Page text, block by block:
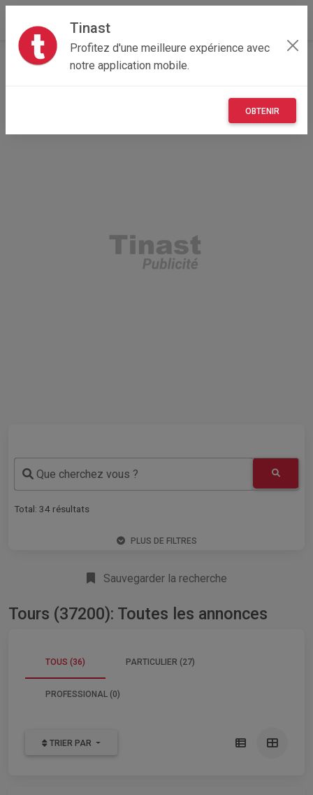
Tinast
Profitez d'une meilleure expérience avec
notre application mobile.
OBTENIR
Accueil Recherche
Centre-Val de Loire
Que cherchez vous ?
Total: 34 résultats
PLUS DE FILTRES
Sauvegarder la recherche
Tours (37200): Toutes les annonces
TOUS (36) PARTICULIER (27)
PROFESSIONAL (0)
TRIER PAR